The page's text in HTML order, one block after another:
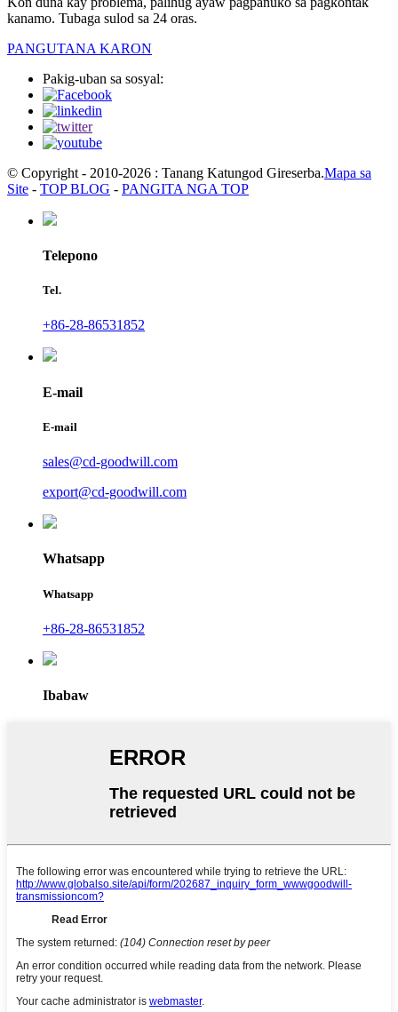
kanamo. Tubaga sulod sa 24 oras.
PANGUTANA KARON
Pakig-uban sa sosyal:
© Copyright - 2010-2026 : Tanang Katungod Gireserba.Mapa sa
Site - TOP BLOG - PANGITA NGA TOP
Telepono
Tel.
+86-28-86531852
E-mail
E-mail
sales@cd-goodwill.com
export@cd-goodwill.com
Whatsapp
Whatsapp
+86-28-86531852
Ibabaw